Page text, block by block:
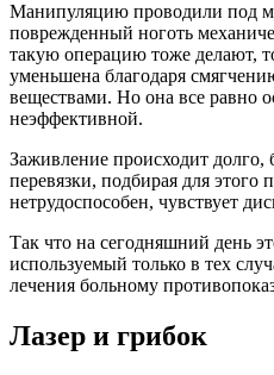
Манипуляцию проводили под
поврежденный ноготь
такую операцию тоже делают,
уменьшена благодаря
веществами. Но она все равно
неэффективной.
Заживление происходит долго,
перевязки, подбирая для этого
нетрудоспособен, чувствует
Так что на сегодняшний день
используемый только в тех
лечения больному
Лазер и грибок